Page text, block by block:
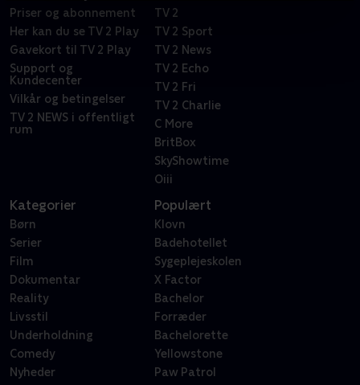
Priser og abonnement
Her kan du se TV 2 Play
Gavekort til TV 2 Play
Support og
Kundecenter
Vilkår og betingelser
TV 2 NEWS i offentligt
rum
TV 2
TV 2 Sport
TV 2 News
TV 2 Echo
TV 2 Fri
TV 2 Charlie
C More
BritBox
SkyShowtime
Oiii
Kategorier
Børn
Serier
Film
Dokumentar
Reality
Livsstil
Underholdning
Comedy
Nyheder
Populært
Klovn
Badehotellet
Sygeplejeskolen
X Factor
Bachelor
Forræder
Bachelorette
Yellowstone
Paw Patrol